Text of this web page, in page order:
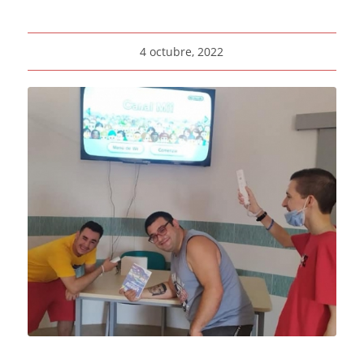
4 octubre, 2022